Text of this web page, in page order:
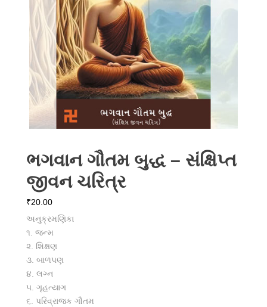
ભગવાન ગૌતમ બુદ્ધ – સંક્ષિપ્ત
જીવન ચરિત્ર
₹20.00
અનુક્રમણિકા
૧. જન્મ
૨. શિક્ષણ
૩. બાળપણ
૪. લગ્ન
૫. ગૃહત્યાગ
૬. પરિવ્રાજક ગૌતમ